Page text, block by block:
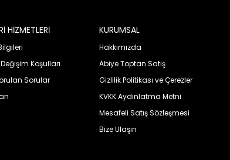
HİZMETLERİ
Koşulları
Sorular
KURUMSAL
Hakkımızda
Abiye Toptan Satış
Gizlilik Politikası ve Çerezler
KVKK Aydınlatma Metni
Mesafeli Satış Sözleşmesi
Bize Ulaşın